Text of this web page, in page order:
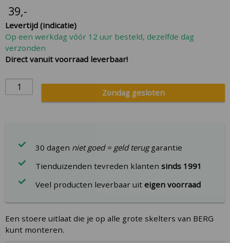
39,-
Levertijd (indicatie)
Op een werkdag vóór 12 uur besteld, dezelfde dag
verzonden
Direct vanuit voorraad leverbaar!
Zondag gesloten
30 dagen niet goed = geld teruggarantie
Tienduizenden tevreden klantensinds 1991
Veel producten leverbaar uiteigen voorraad
Een stoere uitlaat die je op alle grote skelters van BERG
kunt monteren.
beginning
of
the
images
gallery